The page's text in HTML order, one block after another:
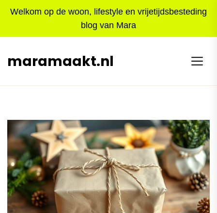
Welkom op de woon, lifestyle en vrijetijdsbesteding
blog van Mara
maramaakt.nl